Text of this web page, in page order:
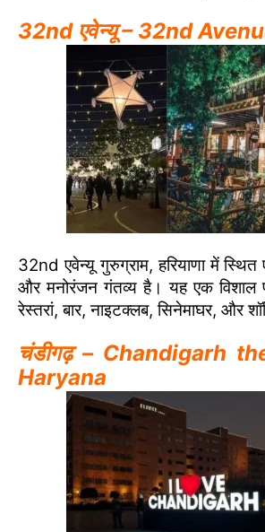
32nd एवेन्यू – 32nd
32nd एवेन्यू गुरुग्राम, हरियाणा में स्थित
और मनोरंजन गंतव्य है। यह एक विशाल
रेस्तरां, बार, नाइटक्लब, सिनेमाघर, और
चंडीगढ़ – Chandigarh
Haryana